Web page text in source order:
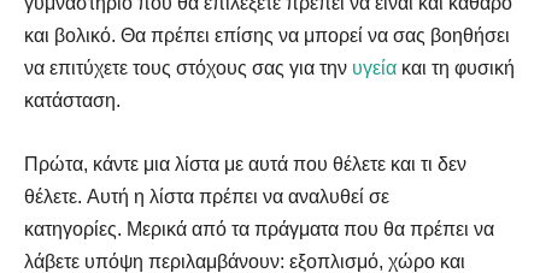
και βολικό. Θα πρέπει επίσης να μπορεί να σας βοηθήσει
να επιτύχετε τους στόχους σας για την υγεία και τη φυσική
κατάσταση.
Πρώτα, κάντε μια λίστα με αυτά που θέλετε και τι δεν
θέλετε. Αυτή η λίστα πρέπει να αναλυθεί σε
κατηγορίες. Μερικά από τα πράγματα που θα πρέπει να
λάβετε υπόψη περιλαμβάνουν: εξοπλισμό, χώρο και